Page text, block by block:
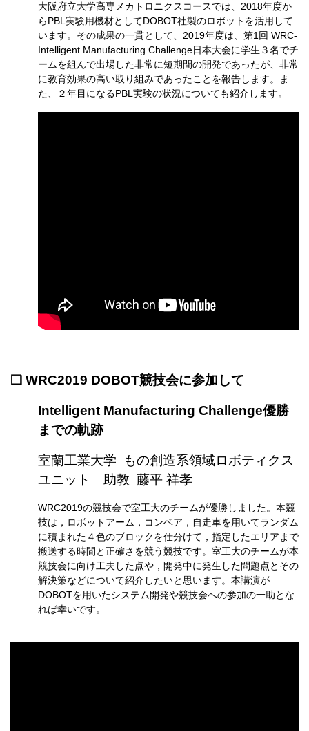
大阪府立大学高専メカトロニクスコースでは、2018年度か
らPBL実験用機材としてDOBOT社製のロボットを活用して
います。その成果の一貫として、2019年度は、第1回 WRC-
Intelligent Manufacturing Challenge日本大会に学生３名でチ
ームを組んで出場した非常に短期間の開発であったが、非常
に教育効果の高い取り組みであったことを報告します。ま
た、２年目になるPBL実験の状況についても紹介します。
❏ WRC2019 DOBOT競技会に参加して
Intelligent Manufacturing Challenge優勝
までの軌跡
室蘭工業大学 もの創造系領域ロボティクス
ユニット 助教 藤平 祥孝
WRC2019の競技会で室工大のチームが優勝しました。本競
技は，ロボットアーム，コンベア，自走車を用いてランダム
に積まれた４色のブロックを仕分けて，指定したエリアまで
搬送する時間と正確さを競う競技です。室工大のチームが本
競技会に向け工夫した点や，開発中に発生した問題点とその
解決策などについて紹介したいと思います。本講演が
DOBOTを用いたシステム開発や競技会への参加の一助とな
れば幸いです。